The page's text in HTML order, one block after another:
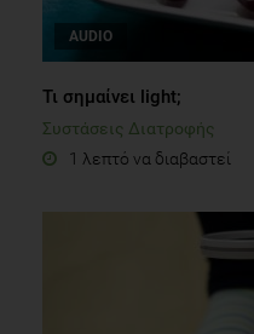
AUDIO
Τι σημαίνει light;
Συστάσεις Διατροφής
1 λεπτό να διαβαστεί